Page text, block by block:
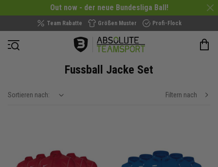
Out now - der neue Bundesliga Ball!
Team Rabatte Größen Muster Profi-Flock
Navigation öffnen
Fussball Jacke Set
Sortieren nach: show filteroptions Filtern nach